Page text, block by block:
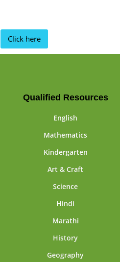
Click here
Qualified Resources
English
Mathematics
Kindergarten
Art & Craft
Science
Hindi
Marathi
History
Geography